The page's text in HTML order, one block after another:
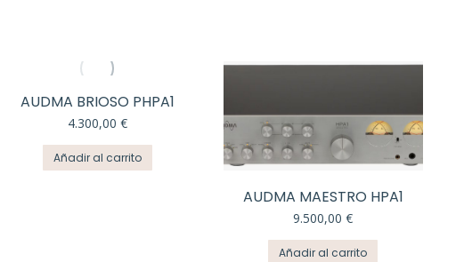
AUDMA BRIOSO PHPA1
4.300,00€
Añadir al carrito
AUDMA MAESTRO HPA1
9.500,00€
Añadir al carrito